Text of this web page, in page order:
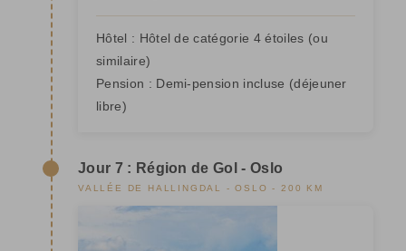
Hôtel : Hôtel de catégorie 4 étoiles (ou
similaire)
Pension : Demi-pension incluse (déjeuner
libre)
Jour 7 : Région de Gol - Oslo
VALLÉE DE HALLINGDAL - OSLO - 200 KM